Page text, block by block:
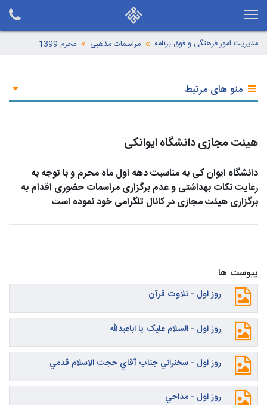
مدیریت امور فرهنگی و فوق برنامه مراسمات مذهبی محرم 1399
منو های مرتبط
هیئت مجازی دانشگاه ایوانکی
دانشگاه ایوان کی به مناسبت دهه اول ماه محرم و با توجه به
رعایت نکات بهداشتی و عدم برگزاری مراسمات حضوری اقدام به
برگزاری هیئت مجازی در کانال تلگرامی خود نموده است
پیوست ها
روز اول - تلاوت قرآن
روز اول - السلام عليک يا اباعبدلله
روز اول - سخنراني جناب آقاي حجت الاسلام قدمي
روز اول - مداحي